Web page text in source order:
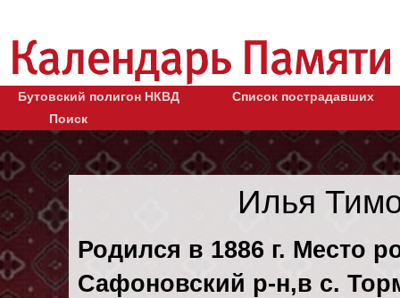
Бутовский полигон НКВД
Список пострадавших
Поиск
Илья
Родился в 1886 г. Место
Сафоновский р-н,в с.